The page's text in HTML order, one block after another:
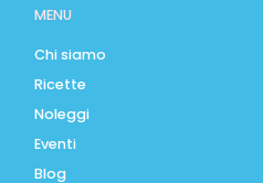
MENU
Chi siamo
Ricette
Noleggi
Eventi
Blog